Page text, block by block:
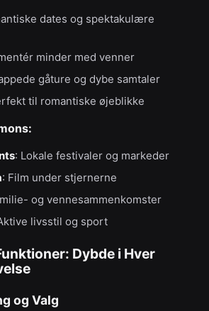
dates og spektakulære
minder med venner
gåture og dybe samtaler
til romantiske øjeblikke
: Lokale festivaler og markeder
: Film under stjernerne
og vennesammenkomster
livsstil og sport
Dybde i Hver
og Valg